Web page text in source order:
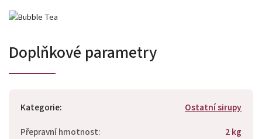
Doplňkové parametry
Kategorie:
Ostatní sirupy
Přepravní hmotnost: 2 kg